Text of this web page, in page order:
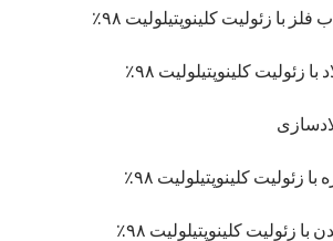
با زئولیت کلینوپتیلولیت ۹۸٪
کلینوپتیلولیت ۹۸٪
زئولیت کلینوپتیلولیت ۹۸٪
زئولیت کلینوپتیلولیت ۹۸٪